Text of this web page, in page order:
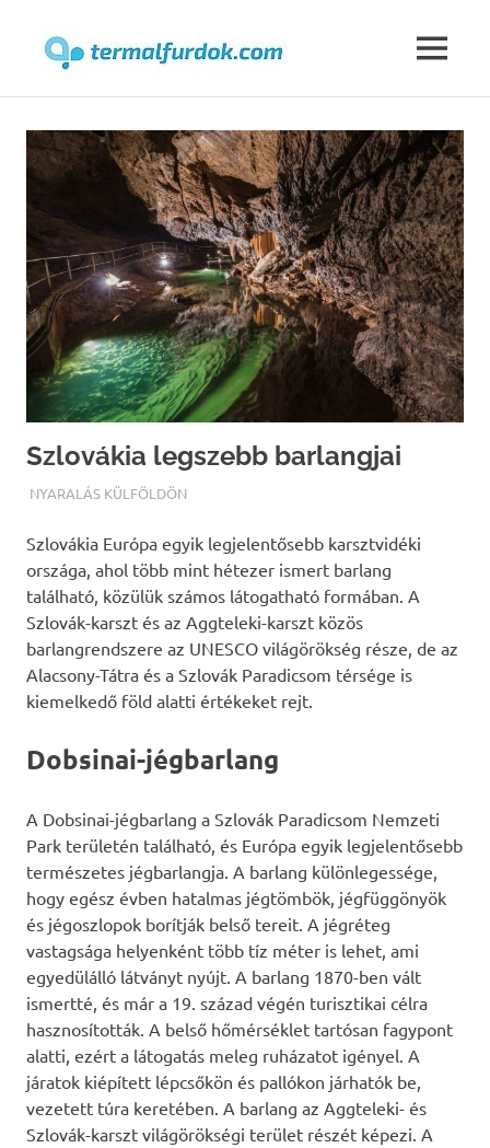
content
MENU
Szlovákia legszebb barlangjai
TERMALFURDOK.COM
NYARALÁS KÜLFÖLDÖN
Szlovákia Európa egyik legjelentősebb karsztvidéki
országa, ahol több mint hétezer ismert barlang
található, közülük számos látogatható formában. A
Szlovák-karszt és az Aggteleki-karszt közös
barlangrendszere az UNESCO világörökség része, de az
Alacsony-Tátra és a Szlovák Paradicsom térsége is
kiemelkedő föld alatti értékeket rejt.
Dobsinai-jégbarlang
A Dobsinai-jégbarlang a Szlovák Paradicsom Nemzeti
Park területén található, és Európa egyik legjelentősebb
természetes jégbarlangja. A barlang különlegessége,
hogy egész évben hatalmas jégtömbök, jégfüggönyök
és jégoszlopok borítják belső tereit. A jégréteg
vastagsága helyenként több tíz méter is lehet, ami
egyedülálló látványt nyújt. A barlang 1870-ben vált
ismertté, és már a 19. század végén turisztikai célra
hasznosították. A belső hőmérséklet tartósan fagypont
alatti, ezért a látogatás meleg ruházatot igényel. A
járatok kiépített lépcsőkön és pallókon járhatók be,
vezetett túra keretében. A barlang az Aggteleki- és
Szlovák-karszt világörökségi terület részét képezi. A